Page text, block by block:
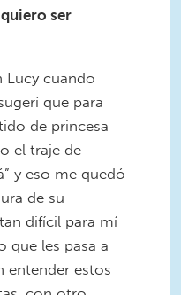
ser
Lucy cuando
que para
de princesa
el traje de
y eso me quedó
de su
difícil para mí
que les pasa a
entender estos